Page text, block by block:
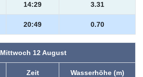
14:29 3.31
20:49 0.70
Mittwoch 12 August
Zeit Wasserhöhe (m)